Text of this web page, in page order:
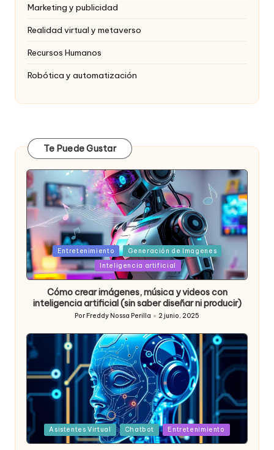
Marketing y publicidad
Realidad virtual y metaverso
Recursos Humanos
Robótica y automatización
Te Puede Gustar
Posted
in
Entretenimiento
Generación de Imagenes
Inteligencia artificial
Cómo crear imágenes, música y videos con
inteligencia artificial (sin saber diseñar ni producir)
Publicado
por
Por Freddy Nossa Perilla 2 junio, 2025
Posted
in
Asistentes Virtual Chatbot Entretenimiento